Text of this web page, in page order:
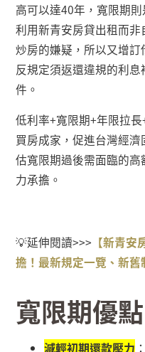
高可以達40年，寬限期
利用新青安房貸出租而
炒房的嫌疑，所以又增
反規定須返還違規的利
件。
低利率+寬限期+年限拉長
買房成家，促進台灣經
估寬限期過後需面臨的
力承擔。
💡延伸閱讀>>> 【新青安
擔！最新規定一覽、新
寬限期優點
減輕初期還款壓力